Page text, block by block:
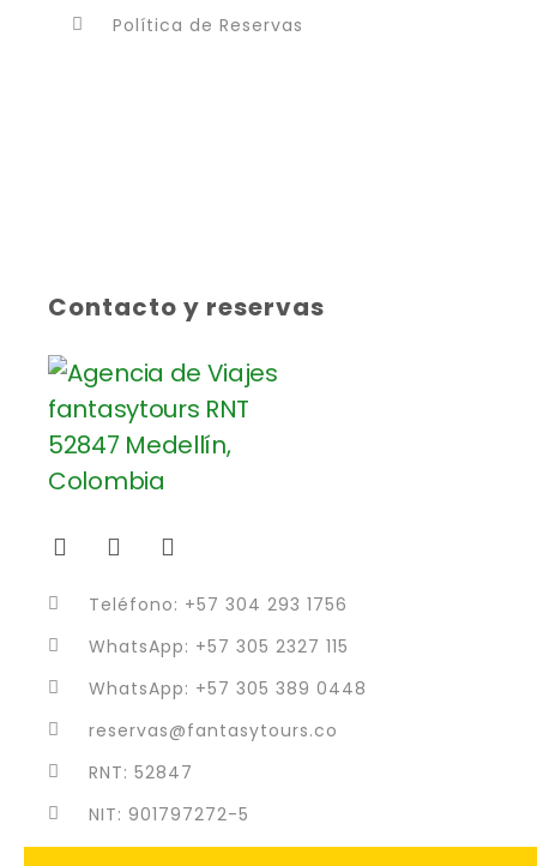
Política de Reservas
Contacto y reservas
Teléfono: +57 304 293 1756
WhatsApp: +57 305 2327 115
WhatsApp: +57 305 389 0448
reservas@fantasytours.co
RNT: 52847
NIT: 901797272-5